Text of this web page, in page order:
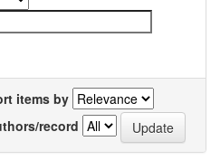
items by
record